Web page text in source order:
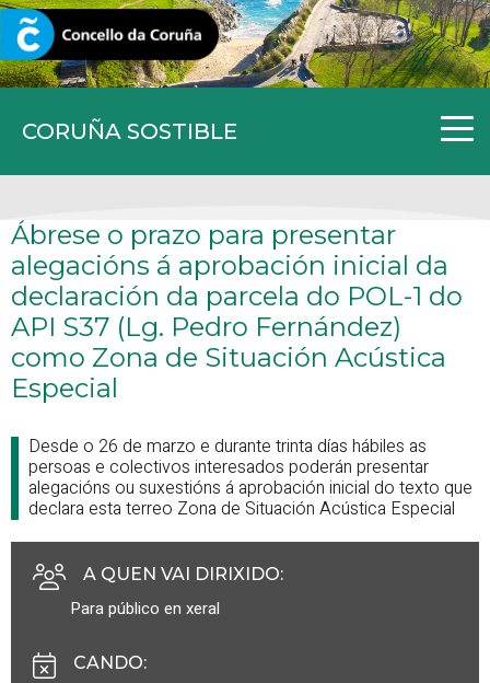
CORUÑA SOSTIBLE
CORUNA.GAL
Ábrese o prazo para presentar
alegacións á aprobación inicial da
declaración da parcela do POL-1 do
API S37 (Lg. Pedro Fernández)
como Zona de Situación Acústica
Especial
Desde o 26 de marzo e durante trinta días hábiles as
persoas e colectivos interesados poderán presentar
alegacións ou suxestións á aprobación inicial do texto que
declara esta terreo Zona de Situación Acústica Especial
A QUEN VAI DIRIXIDO:
Para público en xeral
CANDO: